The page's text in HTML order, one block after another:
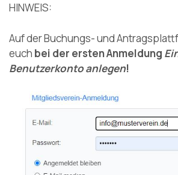
HINWEIS:
Auf der Buchungs- und
euch bei der ersten Anmeldung
Benutzerkonto anlegen!